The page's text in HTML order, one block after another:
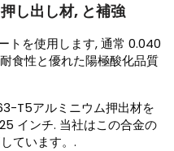
し出し材, と補強
トを使用します, 通常 0.040
食性と優れた陽極酸化品質
T5アルミニウム押出材を
インチ. 当社はこの合金の
ています。.